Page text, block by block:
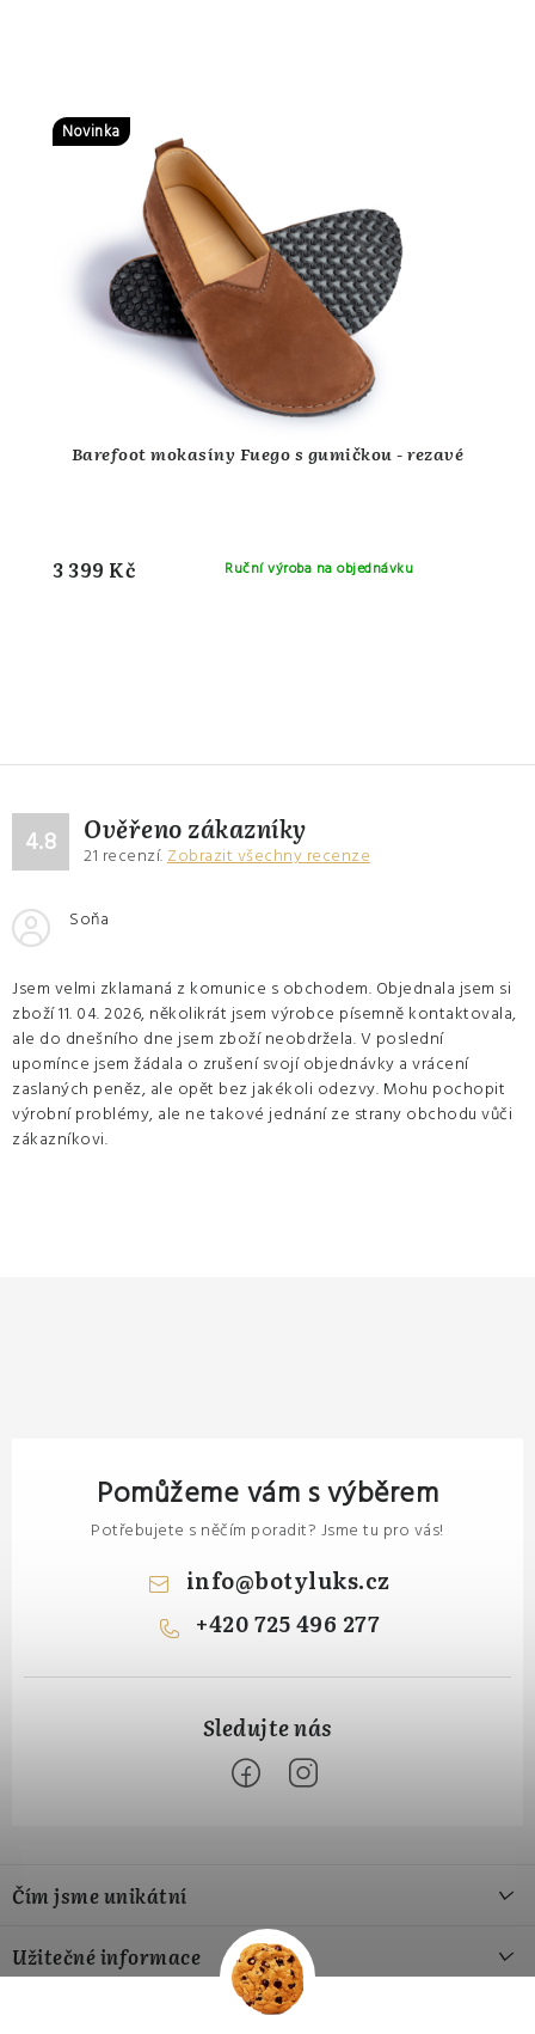
Barefoot mokasíny Fuego s gumičkou - rezavé
Novinka
Ruční výroba na objednávku
3 399 Kč
4.8 Ověřeno zákazníky
21 recenzí. Zobrazit všechny recenze
Soňa
Jsem velmi zklamaná z komunice s obchodem. Objednala jsem si
zboží 11. 04. 2026, několikrát jsem výrobce písemně kontaktovala,
ale do dnešního dne jsem zboží neobdržela. V poslední
upomínce jsem žádala o zrušení svojí objednávky a vrácení
zaslaných peněz, ale opět bez jakékoli odezvy. Mohu pochopit
výrobní problémy, ale ne takové jednání ze strany obchodu vůči
zákazníkovi.
Pomůžeme vám s výběrem
Potřebujete s něčím poradit? Jsme tu pro vás!
info@botyluks.cz
+420 725 496 277
p
a
t
Čím jsme unikátní
Užitečné informace
Jak si vybrat správnou velikost